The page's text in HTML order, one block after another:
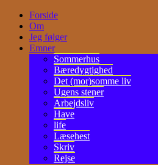
Forside
Om
Jeg følger
Emner
Sommerhus
Bæredygtighed
Det (mor)somme liv
Ugens stener
Arbejdsliv
Have
life
Læsehest
Skriv
Rejse